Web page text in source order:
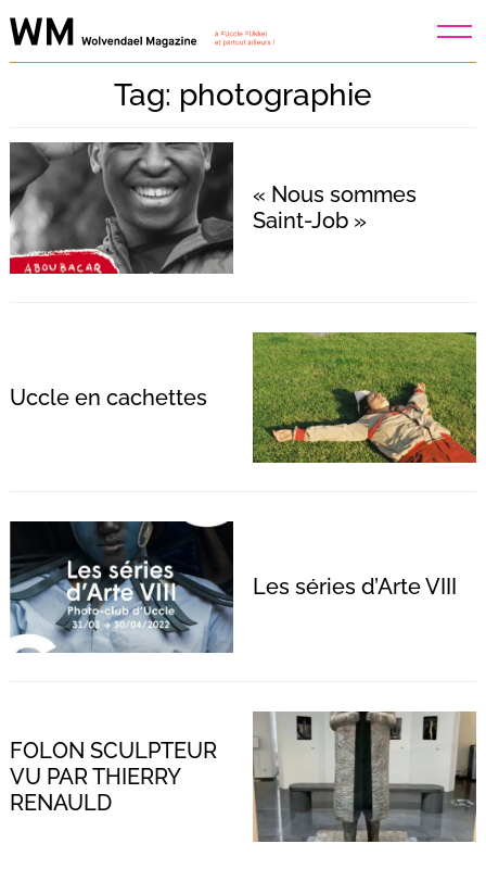
Skip
to
Tag: photographie
« Nous sommes
Saint-Job »
Uccle en cachettes
Les séries d’Arte VIII
FOLON SCULPTEUR
VU PAR THIERRY
RENAULD